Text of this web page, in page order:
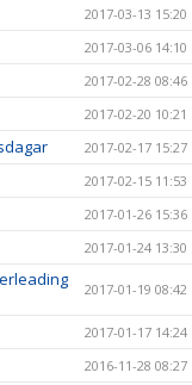
2017-03-13 15:20
2017-03-06 14:10
2017-02-28 08:46
2017-02-20 10:21
2017-02-17 15:27
2017-02-15 11:53
2017-01-26 15:36
2017-01-24 13:30
2017-01-19 08:42
2017-01-17 14:24
2016-11-28 08:27